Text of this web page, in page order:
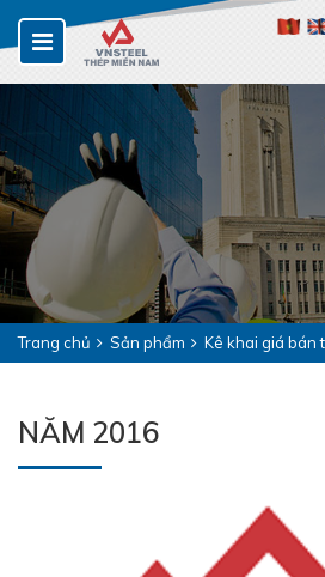
Trang chủ Sản phẩm Kê khai giá bán
NĂM 2016